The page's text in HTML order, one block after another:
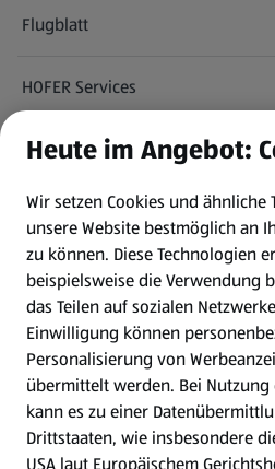
Flugblatt
HOFER Services
Newsletter
WhatsApp
Gewinnspiele
Mein HOFER. Meine Einkäufe.
Meine Meinung. Mein HOFER.
Gutscheingroßbestellung
Heute im Angebot:
Wir setzen Cookies und
unsere Website bestmöglich an
zu können. Diese Technologien
beispielsweise die Verwendung
das Teilen auf sozialen
Einwilligung können
Personalisierung von
übermittelt werden. Bei Nutzung
kann es zu einer
Drittstaaten, wie insbesondere